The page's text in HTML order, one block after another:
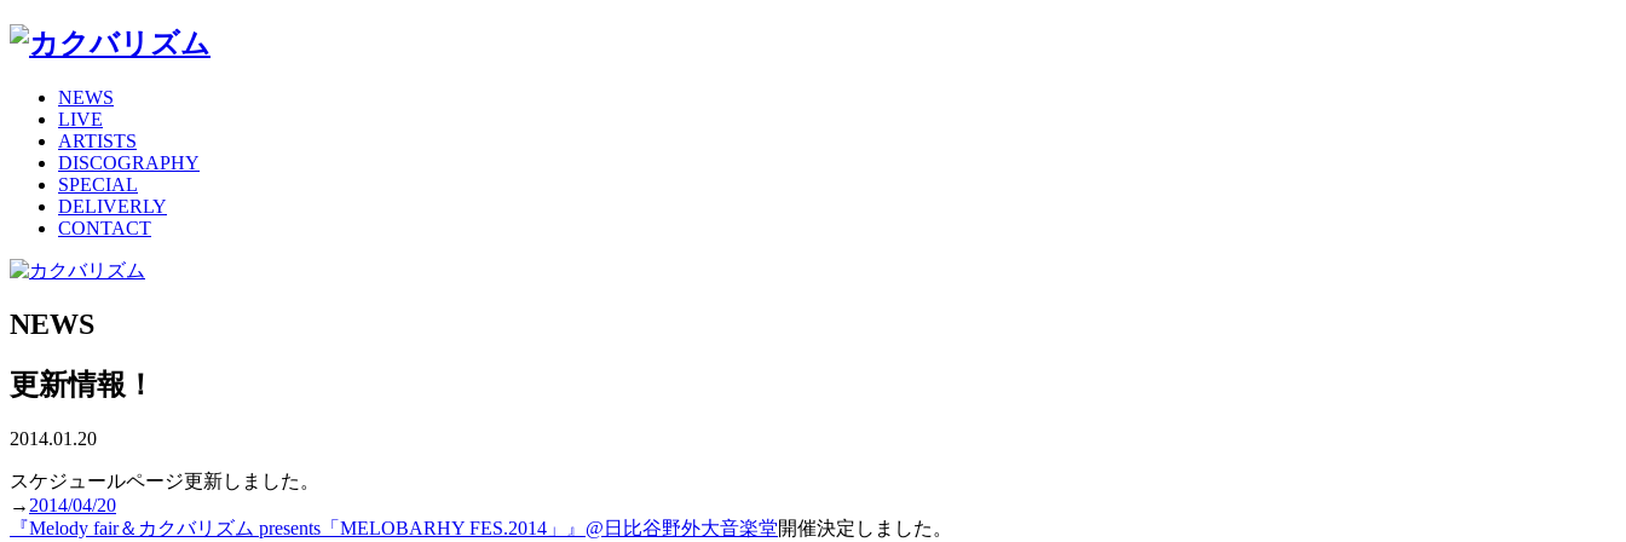
NEWS
LIVE
ARTISTS
DISCOGRAPHY
SPECIAL
DELIVERLY
CONTACT
NEWS
更新情報！
2014.01.20
スケジュールページ更新しました。
→ 2014/04/20
『Melody fair＆カクバリズム presents「MELOBARHY FES.2014」』@日比谷野外大音楽堂開催決定しました。